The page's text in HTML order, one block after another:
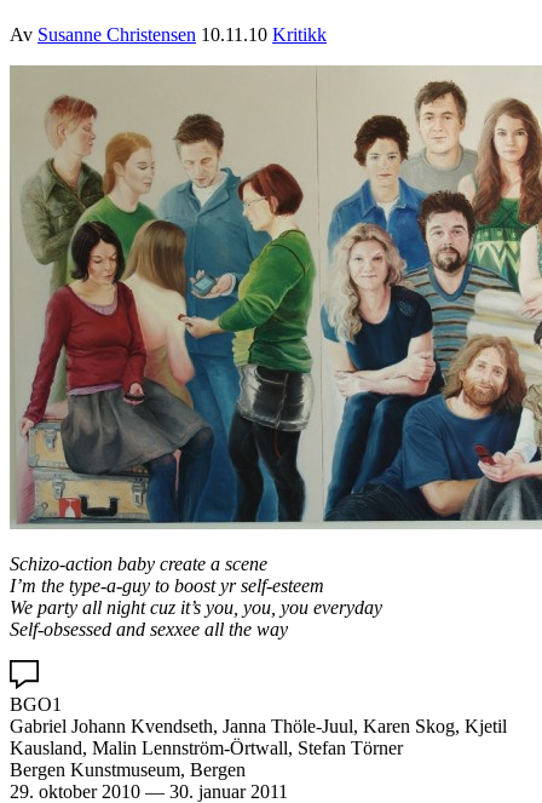
Av Susanne Christensen 10.11.10 Kritikk
Schizo-action baby create a scene
I’m the type-a-guy to boost yr self-esteem
We party all night cuz it’s you, you, you everyday
Self-obsessed and sexxee all the way
BGO1
Gabriel Johann Kvendseth, Janna Thöle-Juul, Karen Skog, Kjetil
Kausland, Malin Lennström-Örtwall, Stefan Törner
Bergen Kunstmuseum, Bergen
29. oktober 2010 — 30. januar 2011